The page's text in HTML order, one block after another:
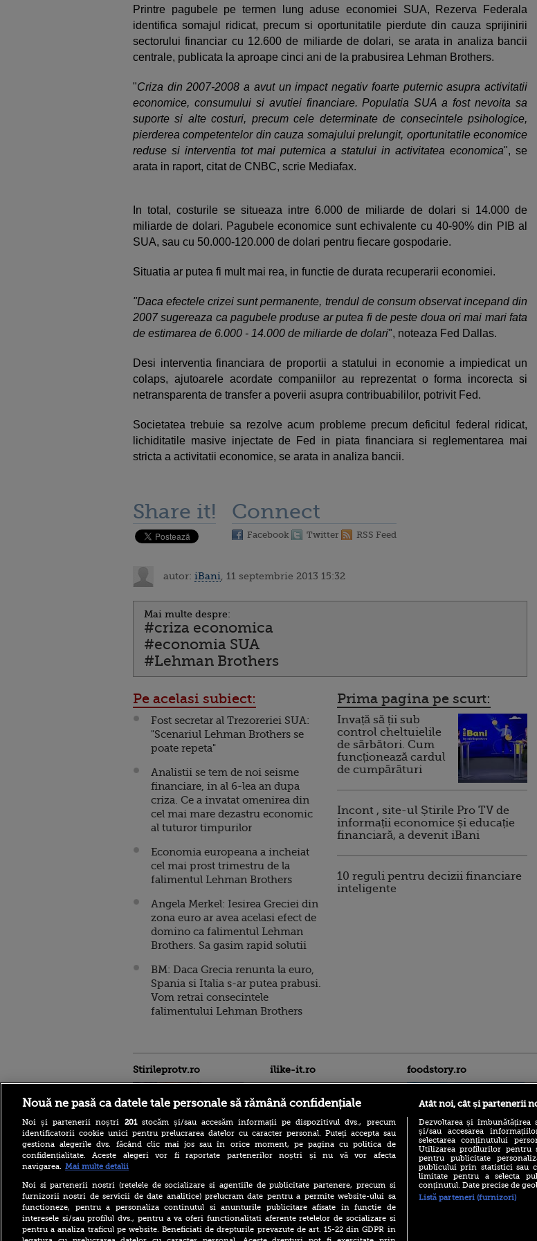
Printre pagubele pe termen lung aduse economiei SUA, Rezerva Federala
identifica somajul ridicat, precum si oportunitatile pierdute din cauza sprijinirii
sectorului financiar cu 12.600 de miliarde de dolari, se arata in analiza bancii
centrale, publicata la aproape cinci ani de la prabusirea Lehman Brothers.
"Criza din 2007-2008 a avut un impact negativ foarte puternic asupra activitatii
economice, consumului si avutiei financiare. Populatia SUA a fost nevoita sa
suporte si alte costuri, precum cele determinate de consecintele psihologice,
pierderea competentelor din cauza somajului prelungit, oportunitatile economice
reduse si interventia tot mai puternica a statului in activitatea economica", se
arata in raport, citat de CNBC, scrie Mediafax.
In total, costurile se situeaza intre 6.000 de miliarde de dolari si 14.000 de
miliarde de dolari. Pagubele economice sunt echivalente cu 40-90% din PIB al
SUA, sau cu 50.000-120.000 de dolari pentru fiecare gospodarie.
Situatia ar putea fi mult mai rea, in functie de durata recuperarii economiei.
"Daca efectele crizei sunt permanente, trendul de consum observat incepand din
2007 sugereaza ca pagubele produse ar putea fi de peste doua ori mai mari fata
de estimarea de 6.000 - 14.000 de miliarde de dolari", noteaza Fed Dallas.
Desi interventia financiara de proportii a statului in economie a impiedicat un
colaps, ajutoarele acordate companiilor au reprezentat o forma incorecta si
netransparenta de transfer a poverii asupra contribuabililor, potrivit Fed.
Societatea trebuie sa rezolve acum probleme precum deficitul federal ridicat,
lichiditatile masive injectate de Fed in piata financiara si reglementarea mai
stricta a activitatii economice, se arata in analiza bancii.
Share it! Connect
Facebook Twitter RSS Feed
autor: iBani , 11 septembrie 2013 15:32
Mai multe despre:
#criza economica
#economia SUA
#Lehman Brothers
Pe acelasi subiect:
Fost secretar al Trezoreriei SUA:
"Scenariul Lehman Brothers se
poate repeta"
Analistii se tem de noi seisme
financiare, in al 6-lea an dupa
criza. Ce a invatat omenirea din
cel mai mare dezastru economic
al tuturor timpurilor
Economia europeana a incheiat
cel mai prost trimestru de la
falimentul Lehman Brothers
Angela Merkel: Iesirea Greciei din
zona euro ar avea acelasi efect de
domino ca falimentul Lehman
Brothers. Sa gasim rapid solutii
BM: Daca Grecia renunta la euro,
Spania si Italia s-ar putea prabusi.
Vom retrai consecintele
falimentului Lehman Brothers
Prima pagina pe scurt:
Invață să ții sub
control cheltuielile
de sărbători. Cum
funcționează cardul
de cumpărături
Incont , site-ul Știrile Pro TV de
informații economice și educație
financiară, a devenit iBani
10 reguli pentru decizii financiare
inteligente
Stirileprotv.ro
”colegii neomarxiști” din
USR: ”Oamenii sunt înaintea
păsărelelor!”
Cod galben de inundaţii pe
râuri din zece bazine
ilike-it.ro foodstory.ro
(P) Descoperă Lumea
Evenimentelor din România
cu Transilvania Events!
Nouă ne pasă ca datele tale personale să rămână confidențiale
Noi și partenerii noștri 201stocăm și/sau accesăm informații pe dispozitivul dvs., precum
identificatorii cookie unici pentru prelucrarea datelor cu caracter personal. Puteți accepta sau
gestiona alegerile dvs. făcând clic mai jos sau în orice moment, pe pagina cu politica de
confidențialitate. Aceste alegeri vor fi raportate partenerilor noștri și nu vă vor afecta
navigarea. Mai multe detalii
Noi si partenerii nostri (retelele de socializare si agentiile de publicitate partenere, precum si
furnizorii nostri de servicii de date analitice) prelucram date pentru a permite website-ului sa
functioneze, pentru a personaliza continutul si anunturile publicitare afisate in functie de
interesele si/sau profilul dvs., pentru a va oferi functionalitati aferente retelelor de socializare si
pentru a analiza traficul pe website. Beneficiati de drepturile prevazute de art. 15-22 din GDPR in
Atât noi, cât și partenerii
Dezvoltarea și îmbunătățirea
și/sau accesarea
selectarea conținutului
Utilizarea profilurilor pentru
pentru publicitate
publicului prin statistici sau
limitate pentru a selecta
conținutul. Date precise de
Listă parteneri (furnizori)